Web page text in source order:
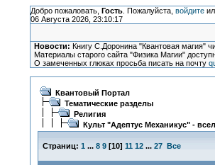
Добро пожаловать, Гость. Пожалуйста, войдите
06 Августа 2026, 23:10:17
Новости: Книгу С.Доронина "Квантовая магия"
Материалы старого сайта "Физика Магии"
О замеченных глюках просьба писать на почту
Квантовый Портал
Тематические разделы
Религия
Культ "Адептус Механикус" -
Страниц: 1 ... 8 9[10] 11 12 ... 27 Все